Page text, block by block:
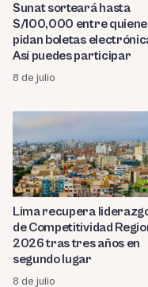
Sunat sorteará hasta
S/100,000 entre
pidan boletas
Así puedes participar
8 de julio
Lima recupera
de Competitividad
2026 tras tres años en
segundo lugar
8 de julio